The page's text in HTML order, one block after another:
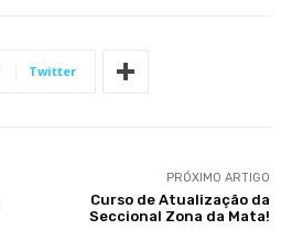
Twitter
PRÓXIMO ARTIGO
Curso de Atualização da
Seccional Zona da Mata!